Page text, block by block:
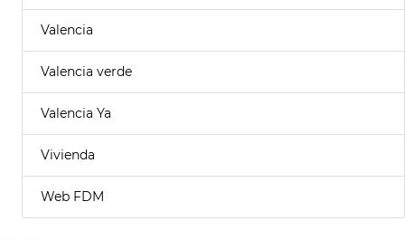
Valencia
Valencia verde
Valencia Ya
Vivienda
Web FDM